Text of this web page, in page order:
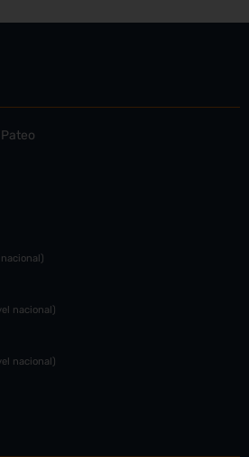
nacional)
nacional)